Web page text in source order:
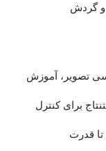
و گردش
تصویر، آموزش
برای کنترل
قدرت